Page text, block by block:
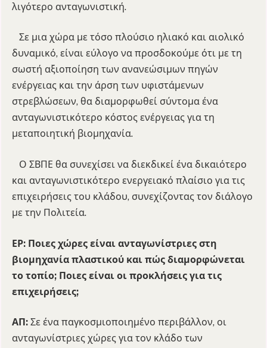
λιγότερο ανταγωνιστική.
Σε μια χώρα με τόσο πλούσιο ηλιακό και αιολικό
δυναμικό, είναι εύλογο να προσδοκούμε ότι με τη
σωστή αξιοποίηση των ανανεώσιμων πηγών
ενέργειας και την άρση των υφιστάμενων
στρεβλώσεων, θα διαμορφωθεί σύντομα ένα
ανταγωνιστικότερο κόστος ενέργειας για τη
μεταποιητική βιομηχανία.
Ο ΣΒΠΕ θα συνεχίσει να διεκδικεί ένα δικαιότερο
και ανταγωνιστικότερο ενεργειακό πλαίσιο για τις
επιχειρήσεις του κλάδου, συνεχίζοντας τον διάλογο
με την Πολιτεία.
ΕΡ: Ποιες χώρες είναι ανταγωνίστριες στη
βιομηχανία πλαστικού και πώς διαμορφώνεται
το τοπίο; Ποιες είναι οι προκλήσεις για τις
επιχειρήσεις;
ΑΠ: Σε ένα παγκοσμιοποιημένο περιβάλλον, οι
ανταγωνίστριες χώρες για τον κλάδο των